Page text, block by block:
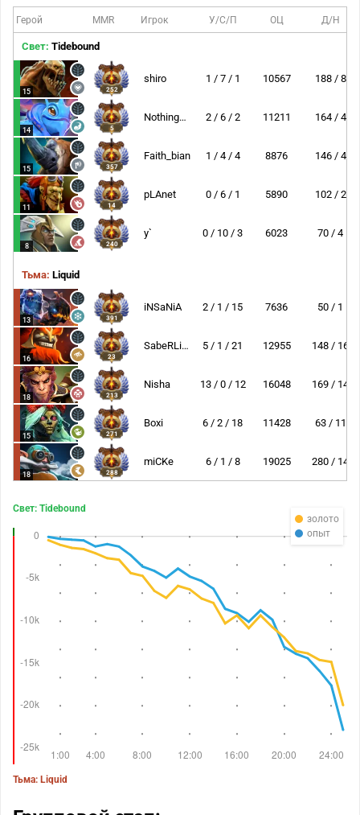
Герой MMR Игрок У/С/П ОЦ Д/Н
Свет: Tidebound
15 252
shiro 1 / 7 / 1 10567 188 / 8
14 5
NothingToSay 2 / 6 / 2 11211 164 / 4
15 357
Faith_bian 1 / 4 / 4 8876 146 / 4
11 14
pLAnet 0 / 6 / 1 5890 102 / 2
8 240
y` 0 / 10 / 3 6023 70 / 4
Тьма: Liquid
13 391
iNSaNiA 2 / 1 / 15 7636 50 / 1
16 23
SabeRLight- 5 / 1 / 21 12955 148 / 16
18 213
Nisha 13 / 0 / 12 16048 169 / 14
15 271
Boxi 6 / 2 / 18 11428 63 / 11
18 288
miCKe 6 / 1 / 8 19025 280 / 14
золото
опыт
Свет: Tidebound
Тьма: Liquid